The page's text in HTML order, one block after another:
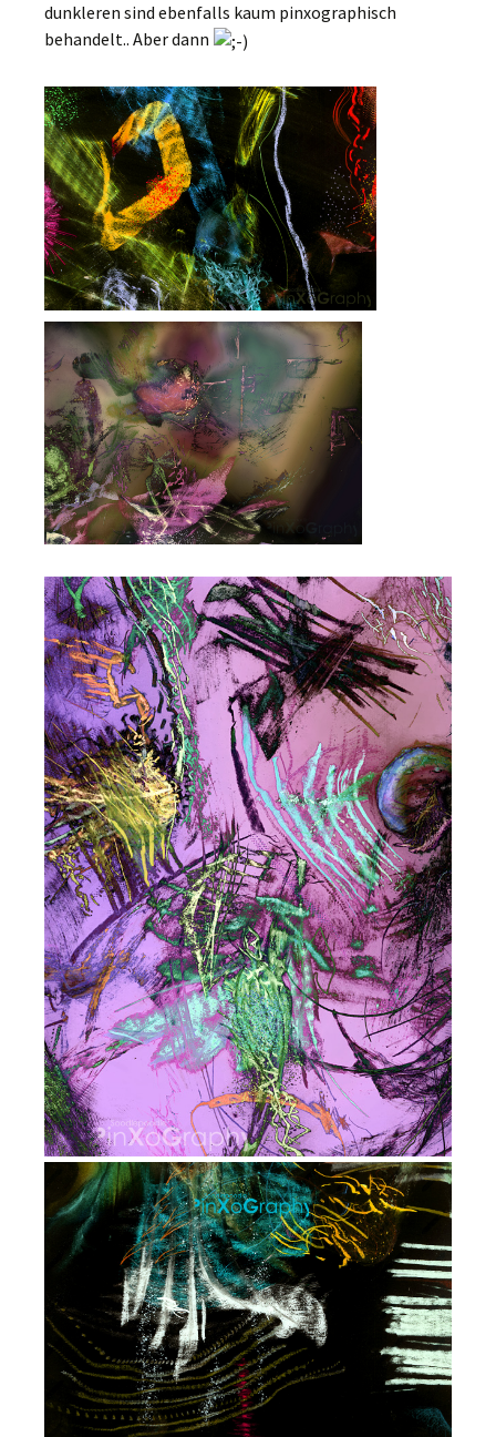
dunkleren sind ebenfalls kaum pinxographisch
behandelt.. Aber dann